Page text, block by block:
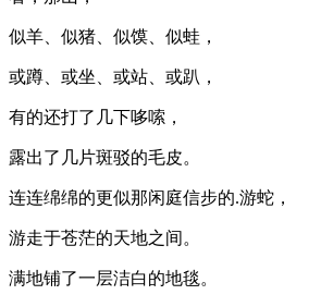
似羊、似猪、似馍、似蛙，
或蹲、或坐、或站、或趴，
有的还打了几下哆嗦，
露出了几片斑驳的毛皮。
连连绵绵的更似那闲庭信步的.游蛇，
游走于苍茫的天地之间。
满地铺了一层洁白的地毯。